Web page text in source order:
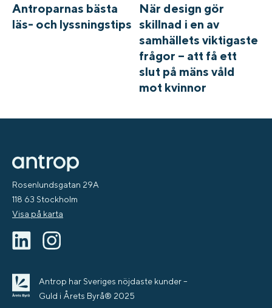
Antroparnas bästa
läs- och lyssningstips
När design gör
skillnad i en av
samhällets viktigaste
frågor – att få ett
slut på mäns våld
mot kvinnor
Rosenlundsgatan 29A
118 63 Stockholm
Visa på karta
Antrop har Sveriges nöjdaste kunder –
Guld i Årets Byrå® 2025